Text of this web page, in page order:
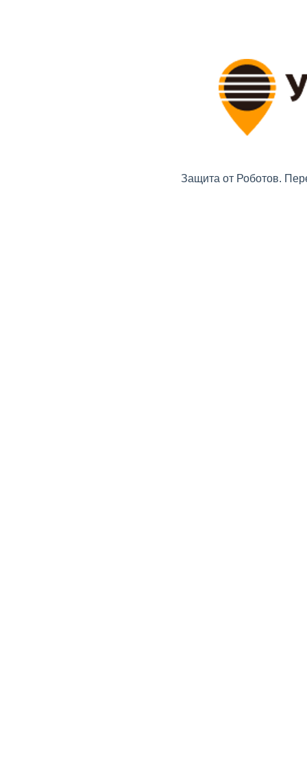
Защита от Роботов.